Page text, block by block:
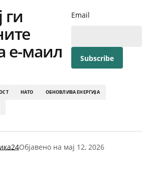
ги
е-маил
Email
НАТО ОБНОВЛИВА ЕНЕРГИЈА
Објавено на мај 12, 2026